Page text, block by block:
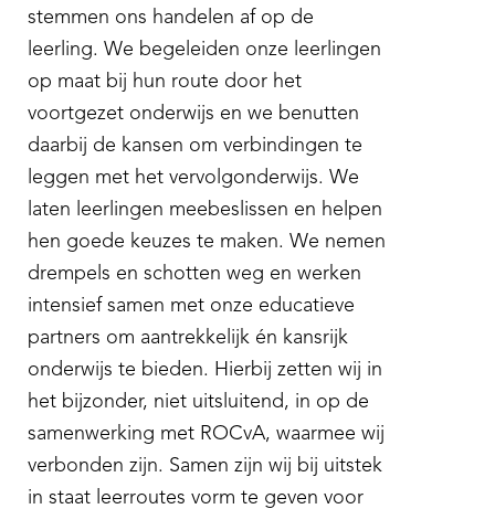
stemmen ons handelen af op de
leerling. We begeleiden onze leerlingen
op maat bij hun route door het
voortgezet onderwijs en we benutten
daarbij de kansen om verbindingen te
leggen met het vervolgonderwijs. We
laten leerlingen meebeslissen en helpen
hen goede keuzes te maken. We nemen
drempels en schotten weg en werken
intensief samen met onze educatieve
partners om aantrekkelijk én kansrijk
onderwijs te bieden. Hierbij zetten wij in
het bijzonder, niet uitsluitend, in op de
samenwerking met ROCvA, waarmee wij
verbonden zijn. Samen zijn wij bij uitstek
in staat leerroutes vorm te geven voor